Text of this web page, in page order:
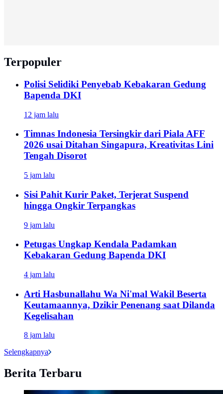
Terpopuler
Polisi Selidiki Penyebab Kebakaran Gedung
Bapenda DKI
12 jam lalu
Timnas Indonesia Tersingkir dari Piala AFF
2026 usai Ditahan Singapura, Kreativitas Lini
Tengah Disorot
5 jam lalu
Sisi Pahit Kurir Paket, Terjerat Suspend
hingga Ongkir Terpangkas
9 jam lalu
Petugas Ungkap Kendala Padamkan
Kebakaran Gedung Bapenda DKI
4 jam lalu
Arti Hasbunallahu Wa Ni'mal Wakil Beserta
Keutamaannya, Dzikir Penenang saat Dilanda
Kegelisahan
8 jam lalu
Selengkapnya
Berita Terbaru